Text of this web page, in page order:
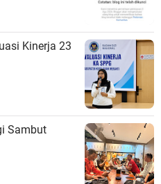
Kinerja 23
Sambut